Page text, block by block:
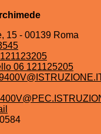
15 - 00139 Roma
06 121125205